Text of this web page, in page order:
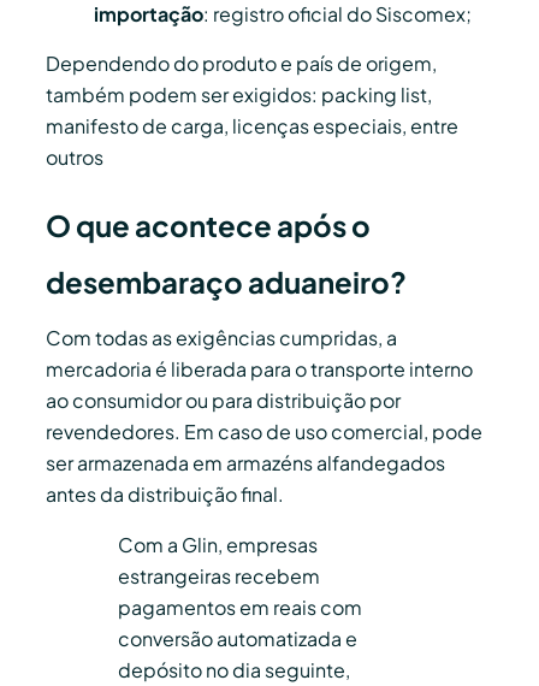
importação: registro oficial do Siscomex;
Dependendo do produto e país de origem,
também podem ser exigidos: packing list,
manifesto de carga, licenças especiais, entre
outros
O que acontece após o
desembaraço aduaneiro?
Com todas as exigências cumpridas, a
mercadoria é liberada para o transporte interno
ao consumidor ou para distribuição por
revendedores. Em caso de uso comercial, pode
ser armazenada em armazéns alfandegados
antes da distribuição final.
Com a Glin, empresas
estrangeiras recebem
pagamentos em reais com
conversão automatizada e
depósito no dia seguinte,